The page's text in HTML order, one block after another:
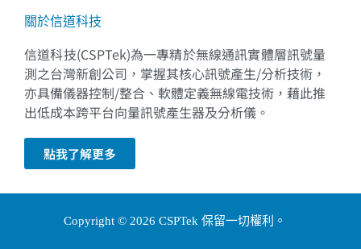
關於信道科技
信道科技(CSPTek)為一專精於無線通訊實體層訊號量
測之台灣新創公司，掌握其核心訊號產生/分析技術，
亦具備儀器控制/整合、軟體定義無線電技術，藉此推
出低成本跨平台向量訊號產生器及分析儀。
點我了解更多
Copyright © 2026 CSPTek 保留一切權利。